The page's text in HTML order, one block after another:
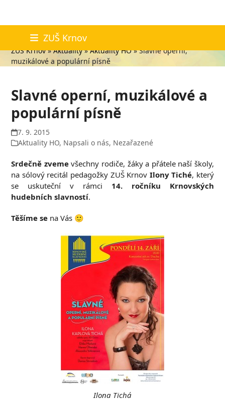
content
ZUŠ Krnov
Aktuality
ZUŠ Krnov»Aktuality»Aktuality HO»Slavné operní,
muzikálové a populární písně
Slavné operní, muzikálové a
populární písně
7. 9. 2015
Aktuality HO, Napsali o nás, Nezařazené
Srdečně zvemevšechny rodiče, žáky a přátele naší školy,
na sólový recitál pedagožky ZUŠ Krnov Ilony Tiché, který
se uskuteční v rámci 14. ročníku Krnovských
hudebních slavností.
Těšíme se na Vás 🙂
Ilona Tichá